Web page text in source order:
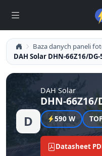
Baza danych paneli
DAH Solar DHN-66Z16/DG-
D
DAH Solar
DHN-66Z16/
590 W
Datasheet